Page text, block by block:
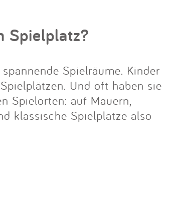
Spielplatz?
Spielräume. Kinder
Und oft haben sie
Spielorten: auf Mauern,
klassische Spielplätze also